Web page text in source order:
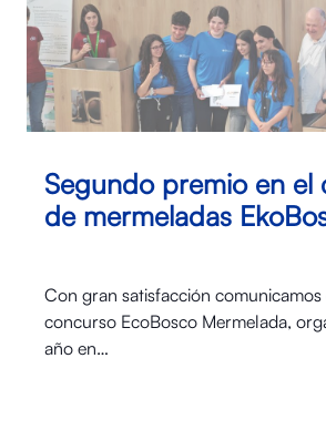
Segundo premio en el
de mermeladas
Con gran satisfacción comunicamos
concurso EcoBosco Mermelada,
año en…